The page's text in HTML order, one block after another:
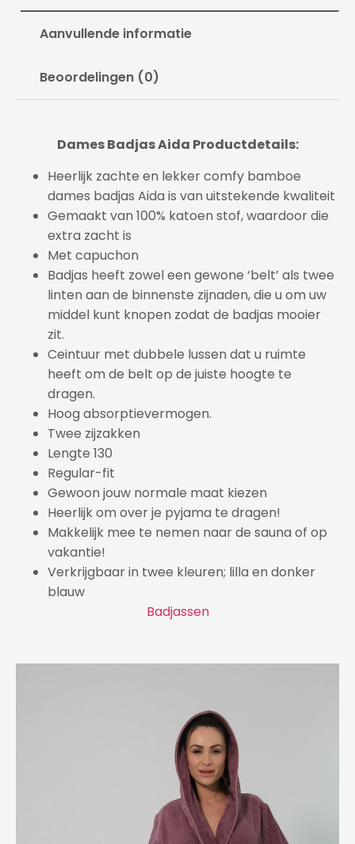
Aanvullende informatie
Beoordelingen (0)
Dames Badjas Aida Productdetails:
Heerlijk zachte en lekker comfy bamboe
dames badjas Aida is van uitstekende kwaliteit
Gemaakt van 100% katoen stof, waardoor die
extra zacht is
Met capuchon
Badjas heeft zowel een gewone ‘belt’ als twee
linten aan de binnenste zijnaden, die u om uw
middel kunt knopen zodat de badjas mooier
zit.
Ceintuur met dubbele lussen dat u ruimte
heeft om de belt op de juiste hoogte te
dragen.
Hoog absorptievermogen.
Twee zijzakken
Lengte 130
Regular-fit
Gewoon jouw normale maat kiezen
Heerlijk om over je pyjama te dragen!
Makkelijk mee te nemen naar de sauna of op
vakantie!
Verkrijgbaar in twee kleuren; lilla en donker
blauw
Badjassen